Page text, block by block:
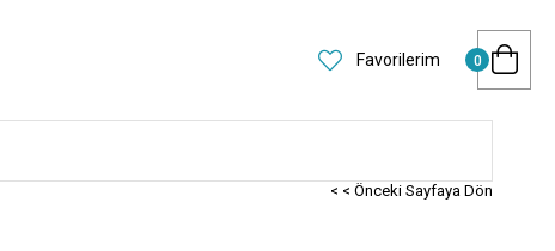
Favorilerim 0
< < Önceki Sayfaya Dön